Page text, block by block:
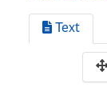
Text